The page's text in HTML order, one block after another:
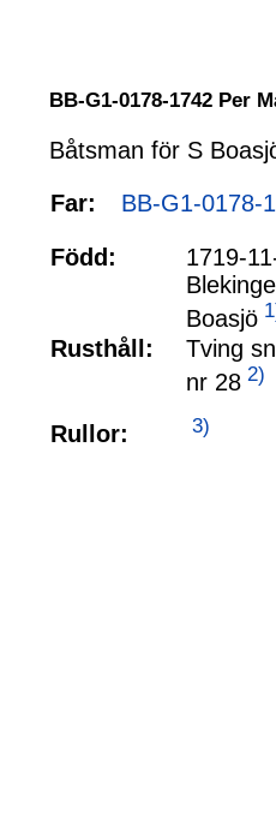
BB-G1-0178-1742 Per
Båtsman för S
Far:
BB-G1-0178-
Född:
1719-
Boasjö
Rusthåll:
Tving
nr 28 2)
Rullor: 3)